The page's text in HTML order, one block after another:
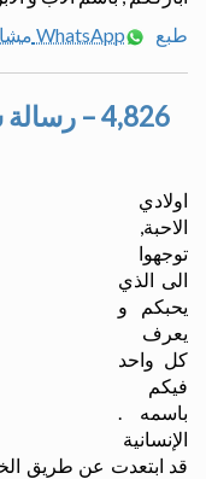
مشاركة عبر WhatsApp
طبع
4,826 –
اولادي
الاحبة,
توجهوا
الى الذي
يحبكم و
يعرف
كل واحد
فيكم
باسمه .
الإنسانية
قد ابتعدت عن طريق